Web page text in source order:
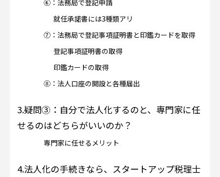
⑥：法務局で登記申請
就任承諾書には3種類アリ
⑦：法務局で登記事項証明書と印鑑カードを取得
登記事項証明書の取得
印鑑カードの取得
⑧：法人口座の開設と各種届出
3.疑問③：自分で法人化するのと、専門家に任
せるのはどちらがいいのか？
専門家に任せるメリット
4.法人化の手続きなら、スタートアップ税理士